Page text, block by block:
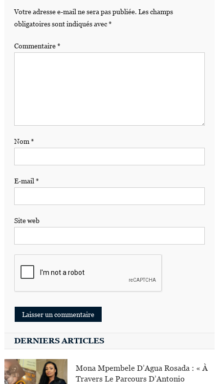
Votre adresse e-mail ne sera pas publiée. Les champs
obligatoires sont indiqués avec*
Commentaire*
Nom*
E-mail *
Site web
DERNIERS ARTICLES
Mona Mpembele D’Agua Rosada : « À
Travers Le Parcours D’Antonio